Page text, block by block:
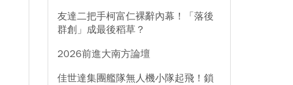
友達二把手柯富仁裸辭內幕！「落後
群創」成最後稻草？
2026前進大南方論壇
佳世達集團艦隊無人機小隊起飛！鎖